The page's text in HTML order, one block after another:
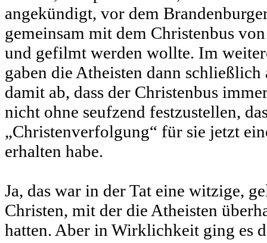
angekündigt, vor dem
gemeinsam mit dem Christenbus
und gefilmt werden wollte. Im
gaben die Atheisten dann
damit ab, dass der Christenbus
nicht ohne seufzend festzustellen,
„Christenverfolgung“ für sie jetzt
erhalten habe.
Ja, das war in der Tat eine witzige,
Christen, mit der die Atheisten
hatten. Aber in Wirklichkeit ging es